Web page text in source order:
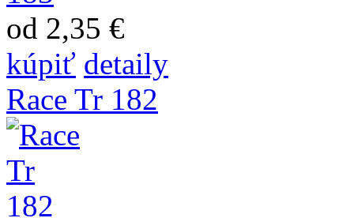
od 2,35 €
kúpiť detaily
Race Tr 182